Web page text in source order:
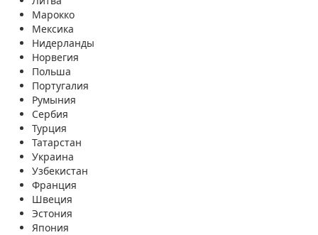
Марокко
Мексика
Нидерланды
Норвегия
Польша
Португалия
Румыния
Сербия
Турция
Татарстан
Украина
Узбекистан
Франция
Швеция
Эстония
Япония